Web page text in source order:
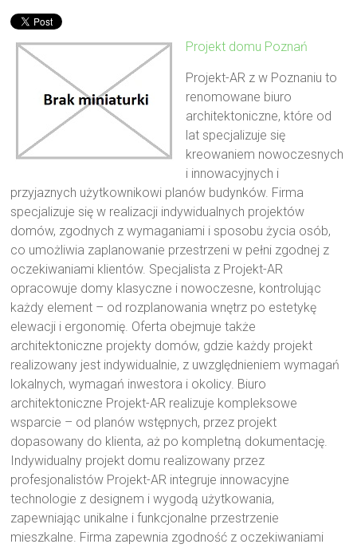
Projekt domu Poznań
Projekt-AR z w Poznaniu to
renomowane biuro
architektoniczne, które od
lat specjalizuje się
kreowaniem nowoczesnych
i innowacyjnych i
przyjaznych użytkownikowi planów budynków. Firma
specjalizuje się w realizacji indywidualnych projektów
domów, zgodnych z wymaganiami i sposobu życia osób,
co umożliwia zaplanowanie przestrzeni w pełni zgodnej z
oczekiwaniami klientów. Specjalista z Projekt-AR
opracowuje domy klasyczne i nowoczesne, kontrolując
każdy element – od rozplanowania wnętrz po estetykę
elewacji i ergonomię. Oferta obejmuje także
architektoniczne projekty domów, gdzie każdy projekt
realizowany jest indywidualnie, z uwzględnieniem wymagań
lokalnych, wymagań inwestora i okolicy. Biuro
architektoniczne Projekt-AR realizuje kompleksowe
wsparcie – od planów wstępnych, przez projekt
dopasowany do klienta, aż po kompletną dokumentację.
Indywidualny projekt domu realizowany przez
profesjonalistów Projekt-AR integruje innowacyjne
technologie z designem i wygodą użytkowania,
zapewniając unikalne i funkcjonalne przestrzenie
mieszkalne. Firma zapewnia zgodność z oczekiwaniami